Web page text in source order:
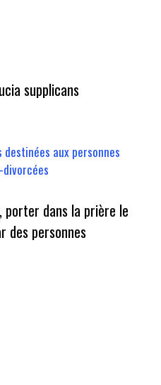
supplicans
aux personnes
porter dans la prière le
des personnes